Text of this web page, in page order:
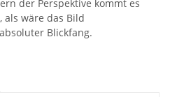
der Perspektive kommt es
als wäre das Bild
Blickfang.